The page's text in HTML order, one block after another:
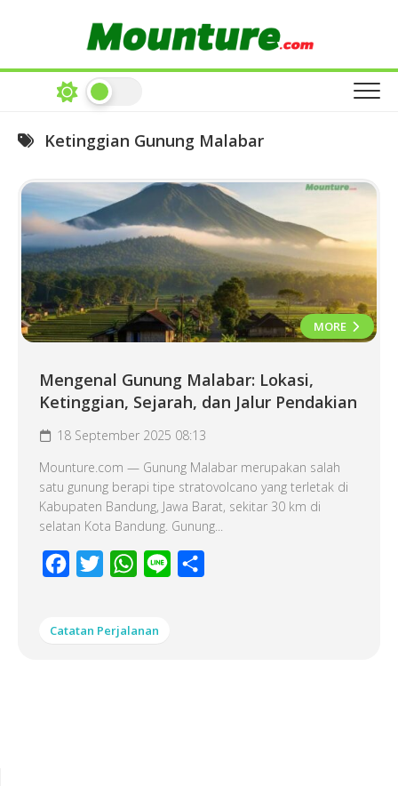
Ketinggian Gunung Malabar
MORE
Mengenal Gunung Malabar: Lokasi,
Ketinggian, Sejarah, dan Jalur Pendakian
18 September 2025 08:13
Mounture.com — Gunung Malabar merupakan salah
satu gunung berapi tipe stratovolcano yang terletak di
Kabupaten Bandung, Jawa Barat, sekitar 30 km di
selatan Kota Bandung. Gunung...
Facebook
Twitter WhatsApp
Line
Catatan Perjalanan